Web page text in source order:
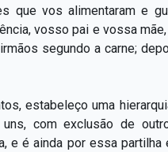
que vos alimentaram e
vosso pai e vossa
segundo a carne;
estabeleço uma
uns, com exclusão de
e é ainda por essa